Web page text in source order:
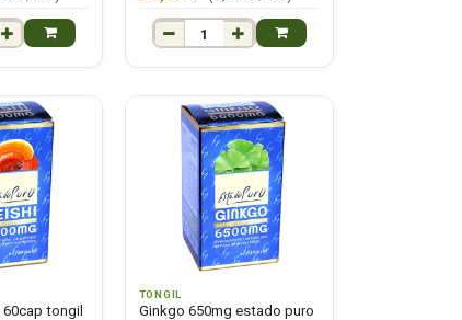
60cap tongil
TONGIL
Ginkgo 650mg estado puro